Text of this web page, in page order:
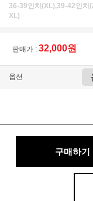
36-39인치(XL),39-42인치
XL)
판매가 : 32,000원
옵션
구매하기